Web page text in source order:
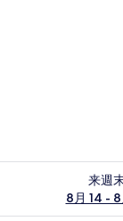
来週
8月 14 - 8
末 8月 14 - 8月